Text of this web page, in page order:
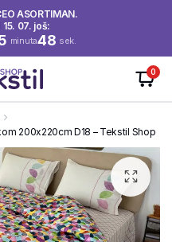
ASORTIMAN.
07. još:
minuta48 sek.
0
200x220cm D18 – Tekstil Shop